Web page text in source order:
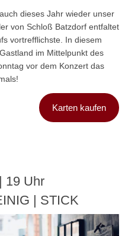
dieses Jahr wieder unser
von Schloß Batzdorf entfaltet
vortrefflichste. In diesem
im Mittelpunkt des
vor dem Konzert das
Karten kaufen
19 Uhr
| STICK